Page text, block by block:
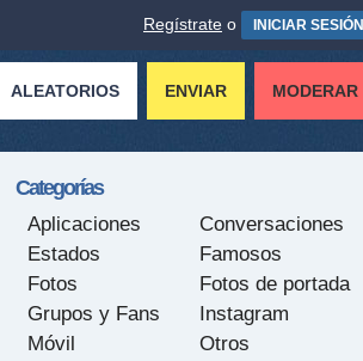
Regístrate o INICIAR SESIÓN
ALEATORIOS ENVIAR MODERAR
Categorías
Aplicaciones
Conversaciones
Estados
Famosos
Fotos
Fotos de portada
Grupos y Fans
Instagram
Móvil
Otros